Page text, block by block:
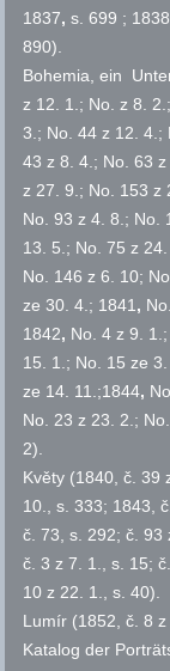
1837,s. 699 ;
890).
Bohemia, ein
z 12. 1.; No. z 8.
3.; No. 44 z 12. 4.;
43 z 8. 4.; No. 63
z 27. 9.; No. 153 z
No. 93 z 4. 8.; No.
13. 5.; No. 75 z
No. 146 z 6. 10;
ze 30. 4.; 1841,
1842, No. 4 z 9.
15. 1.; No. 15 ze
ze 14. 11.;1844,
No. 23 z 23. 2.;
2).
Květy (1840,č. 39
10., s. 333; 1843,
č. 73, s. 292;č. 93
č. 3 z 7. 1., s. 15;č.
10 z 22. 1., s. 40).
Lumír (1852,č. 8 z
Katalog der